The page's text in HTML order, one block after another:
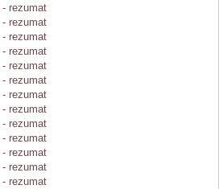
- rezumat
- rezumat
- rezumat
- rezumat
- rezumat
- rezumat
- rezumat
- rezumat
- rezumat
- rezumat
- rezumat
- rezumat
- rezumat